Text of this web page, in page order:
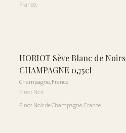
France.
HORIOT Sève Blanc de Noirs
CHAMPAGNE 0,75cl
Champagne,France
Pinot Noir
Pinot Noir de Champagne, France.